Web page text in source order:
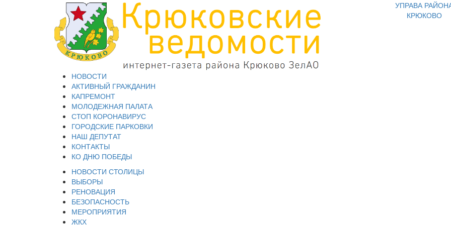
УПРАВА
КРЮКОВО
НОВОСТИ
АКТИВНЫЙ ГРАЖДАНИН
КАПРЕМОНТ
МОЛОДЕЖНАЯ ПАЛАТА
СТОП КОРОНАВИРУС
ГОРОДСКИЕ ПАРКОВКИ
НАШ ДЕПУТАТ
КОНТАКТЫ
КО ДНЮ ПОБЕДЫ
НОВОСТИ СТОЛИЦЫ
ВЫБОРЫ
РЕНОВАЦИЯ
БЕЗОПАСНОСТЬ
МЕРОПРИЯТИЯ
ЖКХ